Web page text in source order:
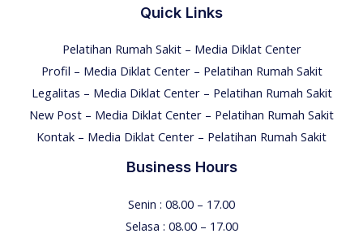
Quick Links
Pelatihan Rumah Sakit – Media Diklat Center
Profil – Media Diklat Center – Pelatihan Rumah Sakit
Legalitas – Media Diklat Center – Pelatihan Rumah Sakit
New Post – Media Diklat Center – Pelatihan Rumah Sakit
Kontak – Media Diklat Center – Pelatihan Rumah Sakit
Business Hours
Senin : 08.00 – 17.00
Selasa : 08.00 – 17.00